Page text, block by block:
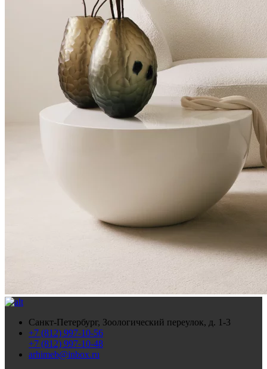
Санкт-Петербург, Зоологический переулок, д. 1-3
+7 (812) 997-10-56
+7 (812) 997-10-48
arhimeb@inbox.ru